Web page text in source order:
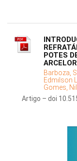
POTES
Barboza,
Edmilson
Gomes,
Artigo – doi